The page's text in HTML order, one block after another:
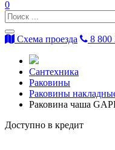
0
Схема проезда 8 800
Сантехника
Раковины
Раковины
Раковина чаша
Доступно в кредит